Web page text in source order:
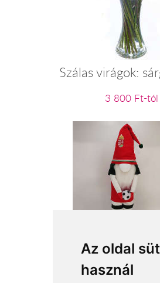
Az oldal
használ
Szálas virágok:
3 800 Ft-tól
Magyar Válogatott
18 560 Ft-tól